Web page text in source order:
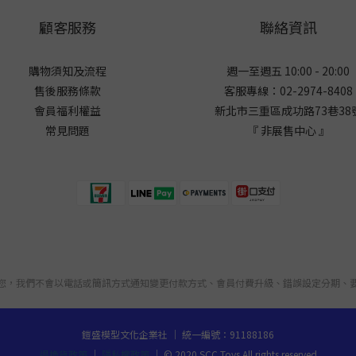
顧客服務
購物須知及流程
售後服務條款
會員福利權益
常見問題
聯絡資訊
週一至週五 10:00 - 20:00
客服專線：02-2974-8408
新北市三重區成功路73巷38
『 非展售中心 』
，我們不會以電話或簡訊方式通知變更付款方式、會員付費升級、錯誤設定分期、
鎧盛模型文化企業社 ｜ 統一編號：91188186